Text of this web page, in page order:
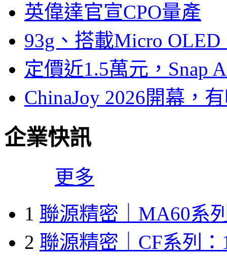
英偉達官宣CPO量產
93g、搭載Micro
定價近1.5萬元，Snap
ChinaJoy 2026開幕，
企業快訊
更多
1 聯源精密｜MA60系
2 聯源精密｜CF系列：